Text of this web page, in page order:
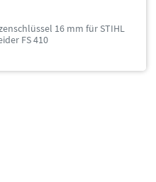
16 mm für STIHL
FS 410